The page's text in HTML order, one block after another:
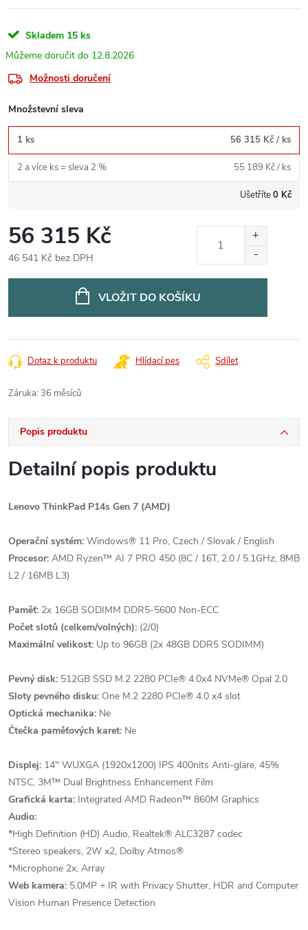
Skladem 15 ks
12.8.2026
Možnosti doručení
Množstevní sleva
1 ks 56 315 Kč / ks
2 a více ks = sleva 2 % 55 189 Kč/ ks
Ušetříte0 Kč
56 315 Kč
46 541 Kč bez DPH
VLOŽIT DO KOŠÍKU
Dotaz k produktu Hlídací pes Sdílet
Záruka: 36 měsíců
Popis produktu
Detailní popis produktu
Lenovo ThinkPad P14s Gen 7 (AMD)
Operační systém: Windows® 11 Pro, Czech / Slovak / English
Procesor: AMD Ryzen™ AI 7 PRO 450 (8C / 16T, 2.0 / 5.1GHz, 8MB
L2 / 16MB L3)
Paměť: 2x 16GB SODIMM DDR5-5600 Non-ECC
Počet slotů (celkem/volných): (2/0)
Maximální velikost: Up to 96GB (2x 48GB DDR5 SODIMM)
Pevný disk: 512GB SSD M.2 2280 PCIe® 4.0x4 NVMe® Opal 2.0
Sloty pevného disku: One M.2 2280 PCIe® 4.0 x4 slot
Optická mechanika: Ne
Čtečka paměťových karet: Ne
Displej: 14" WUXGA (1920x1200) IPS 400nits Anti-glare, 45%
NTSC, 3M™ Dual Brightness Enhancement Film
Grafická karta: Integrated AMD Radeon™ 860M Graphics
Audio:
*High Definition (HD) Audio, Realtek® ALC3287 codec
*Stereo speakers, 2W x2, Dolby Atmos®
*Microphone 2x, Array
Web kamera: 5.0MP + IR with Privacy Shutter, HDR and Computer
Vision Human Presence Detection